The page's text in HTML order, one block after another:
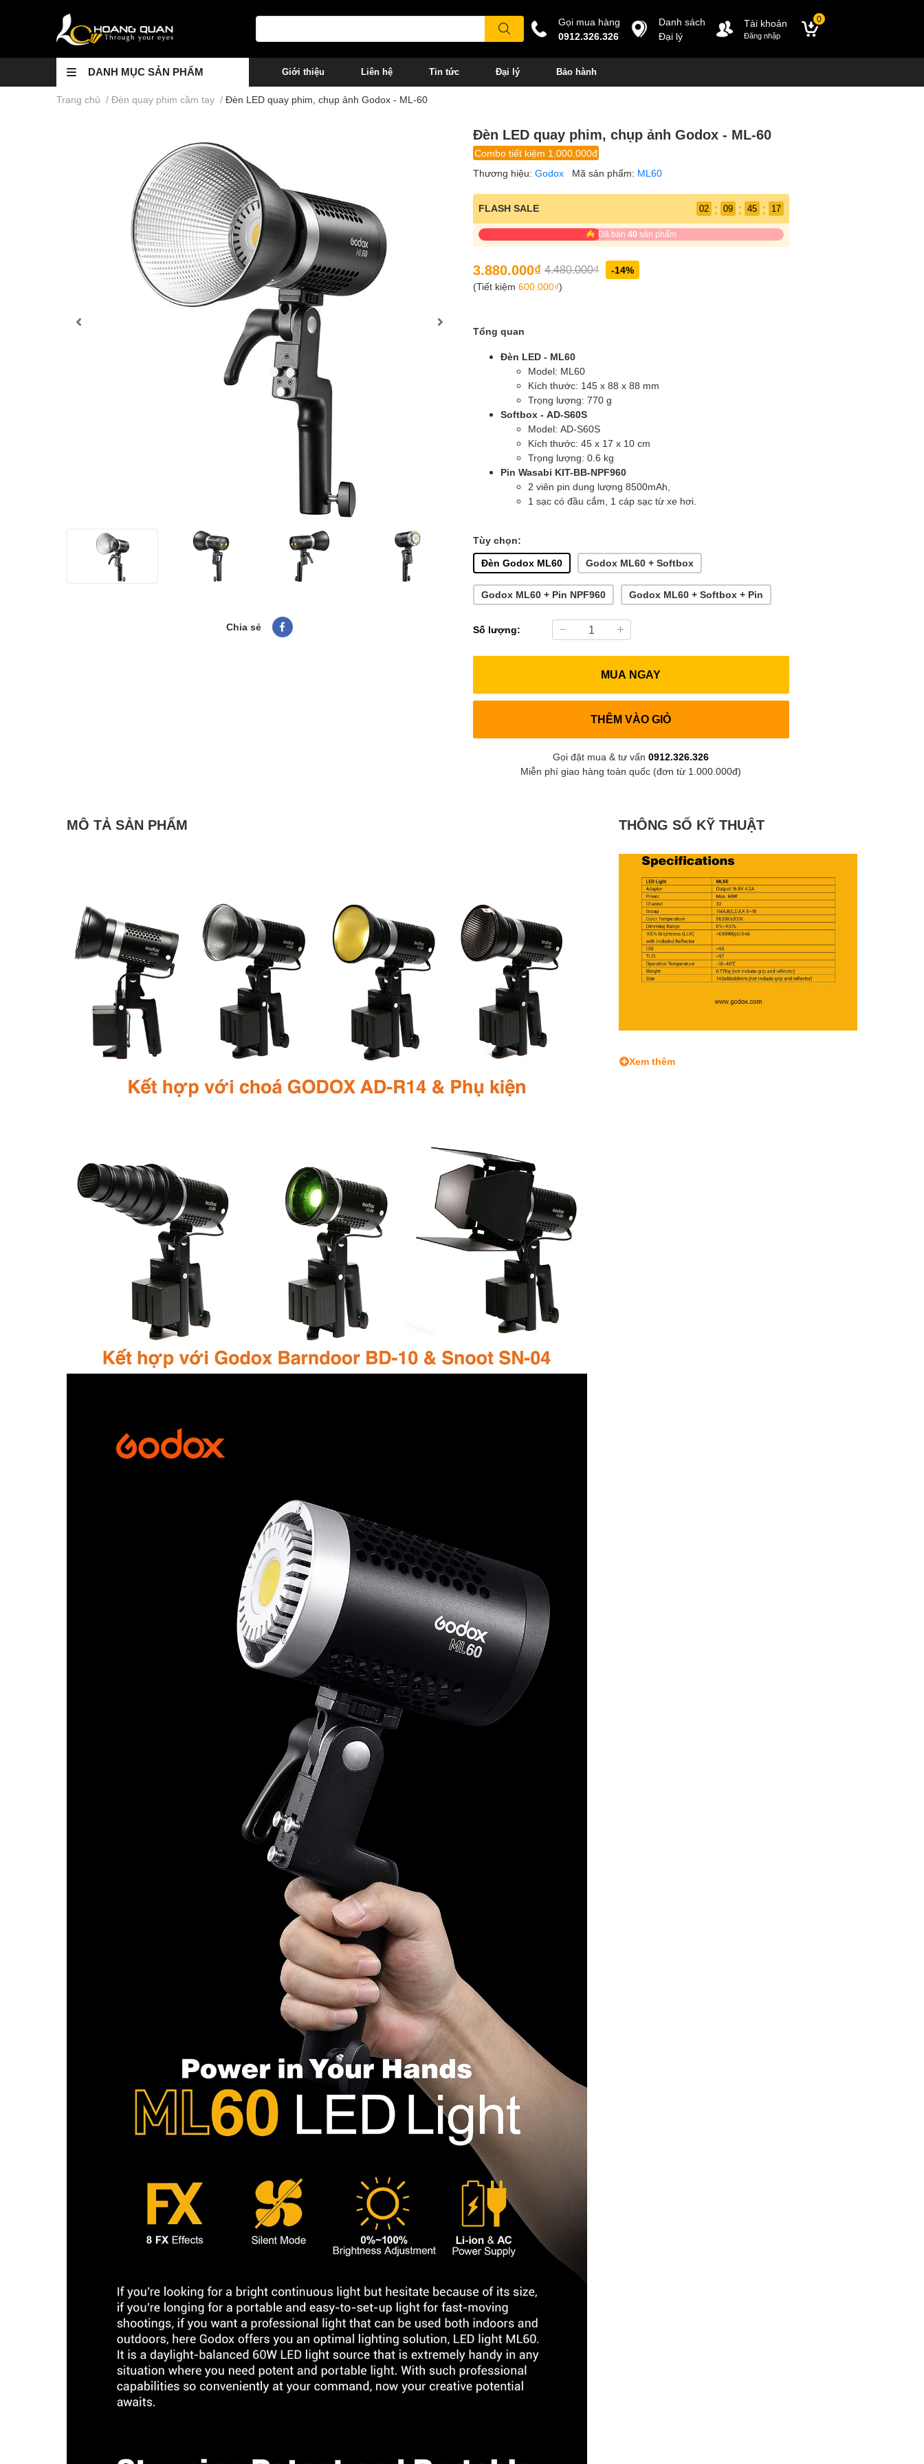
Gọi mua hàng
0912.326.326
Danh sách
Đại lý
Tài khoản
Đăng nhập
0
DANH MỤC SẢN PHẨM Giới thiệu Liên hệ Tin tức Đại lý Bảo hành
Trang chủ / Đèn quay phim cầm tay / Đèn LED quay phim, chụp ảnh Godox - ML-60
Chia sẻ
Đèn LED quay phim, chụp ảnh Godox - ML-60
Combo tiết kiệm 1.000.000đ
Thương hiệu: Godox Mã sản phẩm: ML60
FLASH SALE 02 : 09 : 45 : 16
Đã bán40 sản phẩm
3.880.000₫ 4.480.000₫
-14%
(Tiết kiệm 600.000₫)
Tổng quan
Đèn LED - ML60
Model: ML60
Kích thước: 145 x 88 x 88 mm
Trọng lượng: 770 g
Softbox - AD-S60S
Model: AD-S60S
Kích thước: 45 x 17 x 10 cm
Trọng lượng: 0.6 kg
Pin Wasabi KIT-BB-NPF960
2 viên pin dung lượng 8500mAh,
1 sạc có đầu cắm, 1 cáp sạc từ xe hơi.
Tùy chọn:
Đèn Godox ML60
Godox ML60 + Softbox
Godox ML60 + Pin NPF960 Godox ML60 + Softbox + Pin
Số lượng:
MUA NGAY
THÊM VÀO GIỎ
Gọi đặt mua & tư vấn0912.326.326
Miễn phí giao hàng toàn quốc (đơn từ 1.000.000đ)
MÔ TẢ SẢN PHẨM THÔNG SỐ KỸ THUẬT
Xem thêm